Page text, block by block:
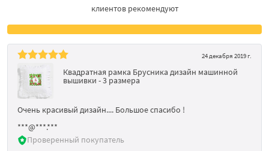
клиентов рекомендуют
24 декабря 2019 г.
Квадратная рамка Брусника дизайн машинной
вышивки - 3 размера
Очень красивый дизайн.... Большое спасибо !
***@***.***
Проверенный покупатель